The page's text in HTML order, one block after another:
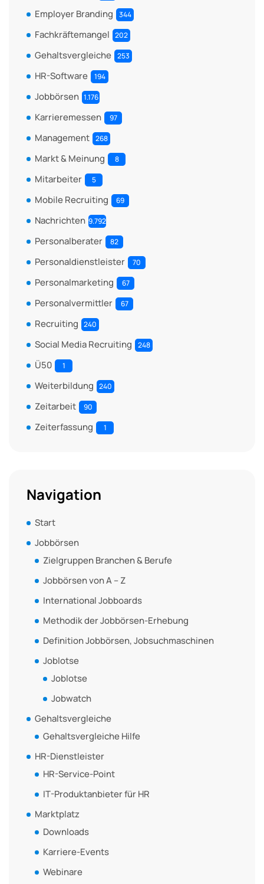
Employer Branding 344
Fachkräftemangel 202
Gehaltsvergleiche 253
HR-Software 194
Jobbörsen 1.176
Karrieremessen 97
Management 268
Markt & Meinung 8
Mitarbeiter 5
Mobile Recruiting 69
Nachrichten 9.792
Personalberater 82
Personaldienstleister 70
Personalmarketing 67
Personalvermittler 67
Recruiting 240
Social Media Recruiting 248
Ü50 1
Weiterbildung 240
Zeitarbeit 90
Zeiterfassung 1
Navigation
Start
Jobbörsen
Zielgruppen Branchen & Berufe
Jobbörsen von A – Z
International Jobboards
Methodik der Jobbörsen-Erhebung
Definition Jobbörsen, Jobsuchmaschinen
Joblotse
Joblotse
Jobwatch
Gehaltsvergleiche
Gehaltsvergleiche Hilfe
HR-Dienstleister
HR-Service-Point
IT-Produktanbieter für HR
Marktplatz
Downloads
Karriere-Events
Webinare